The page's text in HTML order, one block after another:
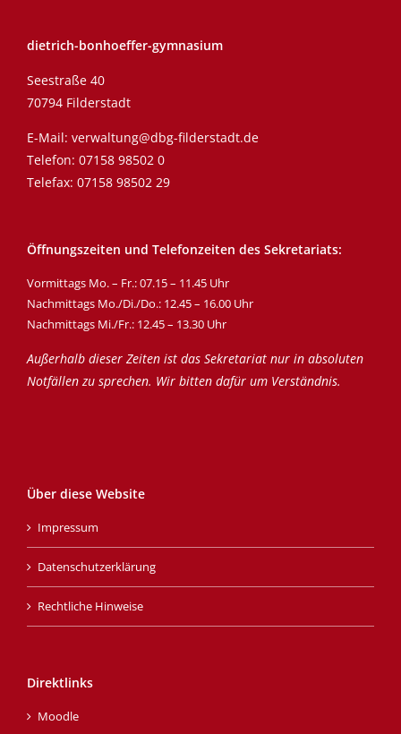
dietrich-bonhoeffer-gymnasium
Seestraße 40
70794 Filderstadt
E-Mail: verwaltung@dbg-filderstadt.de
Telefon: 07158 98502 0
Telefax: 07158 98502 29
Öffnungszeiten und Telefonzeiten des Sekretariats:
Vormittags Mo. – Fr.: 07.15 – 11.45 Uhr
Nachmittags Mo./Di./Do.: 12.45 – 16.00 Uhr
Nachmittags Mi./Fr.: 12.45 – 13.30 Uhr
Außerhalb dieser Zeiten ist das Sekretariat nur in absoluten
Notfällen zu sprechen. Wir bitten dafür um Verständnis.
Über diese Website
Impressum
Datenschutzerklärung
Rechtliche Hinweise
Direktlinks
Moodle